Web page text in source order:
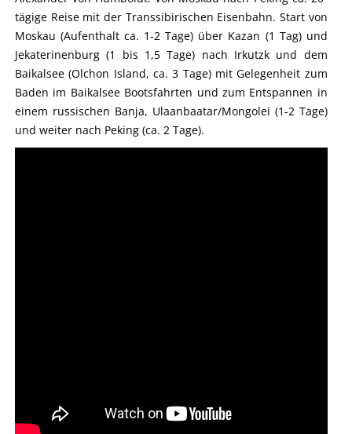
tägige Reise mit der Transsibirischen Eisenbahn. Start von
Moskau (Aufenthalt ca. 1-2 Tage) über Kazan (1 Tag) und
Jekaterinenburg (1 bis 1,5 Tage) nach Irkutzk und dem
Baikalsee (Olchon Island, ca. 3 Tage) mit Gelegenheit zum
Baden im Baikalsee Bootsfahrten und zum Entspannen in
einem russischen Banja, Ulaanbaatar/Mongolei (1-2 Tage)
und weiter nach Peking (ca. 2 Tage).